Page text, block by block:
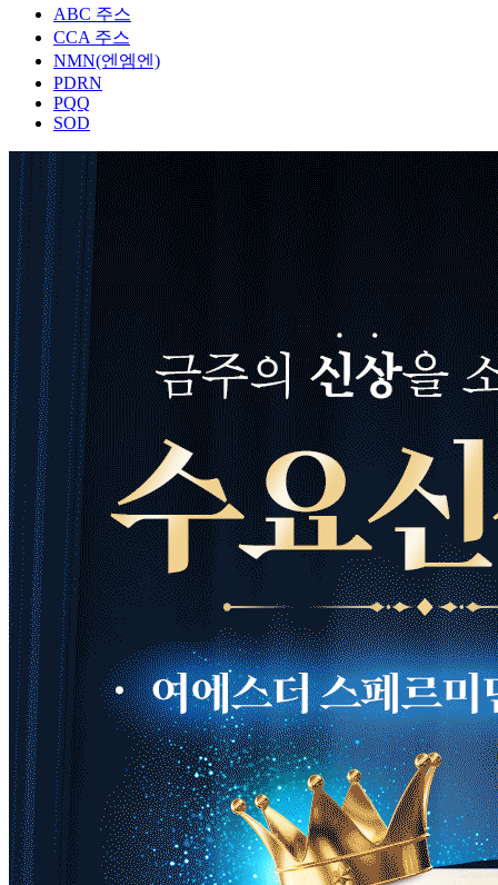
ABC 주스
CCA 주스
NMN(엔엠엔)
PDRN
PQQ
SOD